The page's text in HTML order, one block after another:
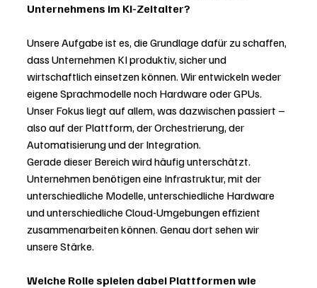
Unternehmens im KI-Zeitalter?
Unsere Aufgabe ist es, die Grundlage dafür zu schaffen,
dass Unternehmen KI produktiv, sicher und
wirtschaftlich einsetzen können. Wir entwickeln weder
eigene Sprachmodelle noch Hardware oder GPUs.
Unser Fokus liegt auf allem, was dazwischen passiert –
also auf der Plattform, der Orchestrierung, der
Automatisierung und der Integration.
Gerade dieser Bereich wird häufig unterschätzt.
Unternehmen benötigen eine Infrastruktur, mit der
unterschiedliche Modelle, unterschiedliche Hardware
und unterschiedliche Cloud-Umgebungen effizient
zusammenarbeiten können. Genau dort sehen wir
unsere Stärke.
Welche Rolle spielen dabei Plattformen wie